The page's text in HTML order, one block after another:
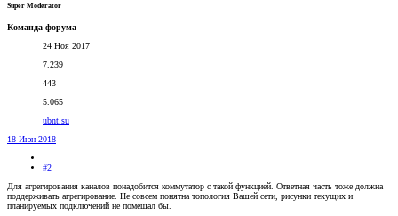
Super Moderator
Команда форума
24 Ноя 2017
7.239
443
5.065
ubnt.su
18 Июн 2018
#2
Для агрегирования каналов понадобится коммутатор с такой функцией. Ответная часть тоже должна
поддерживать агрегирование. Не совсем понятна топология Вашей сети, рисунки текущих и
планируемых подключений не помешал бы.